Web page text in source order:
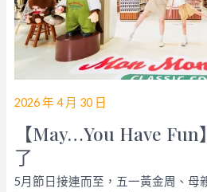
2026 年 4 月 30 日
【May…You Have
了
5月節日接連而至，五一黃金周、母